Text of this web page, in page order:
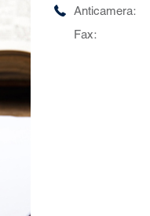
Anticamera:
Fax: